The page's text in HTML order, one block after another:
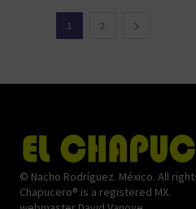
1 2
© Nacho Rodríguez. México. All
Chapucero® is a registered MX.